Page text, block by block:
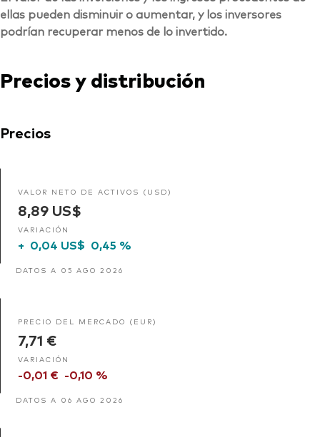
ellas pueden disminuir o aumentar, y los inversores
podrían recuperar menos de lo invertido.
Precios y distribución
Precios
VALOR NETO DE ACTIVOS (USD)
8,89 US$
VARIACIÓN
+ 0,04 US$ 0,45 %
DATOS A 05 AGO 2026
PRECIO DEL MERCADO (EUR)
7,71 €
VARIACIÓN
-0,01 € -0,10 %
DATOS A 06 AGO 2026